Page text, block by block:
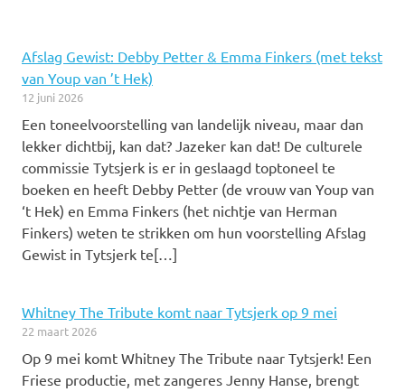
Afslag Gewist: Debby Petter & Emma Finkers (met tekst
van Youp van ’t Hek)
12 juni 2026
Een toneelvoorstelling van landelijk niveau, maar dan
lekker dichtbij, kan dat? Jazeker kan dat! De culturele
commissie Tytsjerk is er in geslaagd toptoneel te
boeken en heeft Debby Petter (de vrouw van Youp van
‘t Hek) en Emma Finkers (het nichtje van Herman
Finkers) weten te strikken om hun voorstelling Afslag
Gewist in Tytsjerk te[…]
Whitney The Tribute komt naar Tytsjerk op 9 mei
22 maart 2026
Op 9 mei komt Whitney The Tribute naar Tytsjerk! Een
Friese productie, met zangeres Jenny Hanse, brengt